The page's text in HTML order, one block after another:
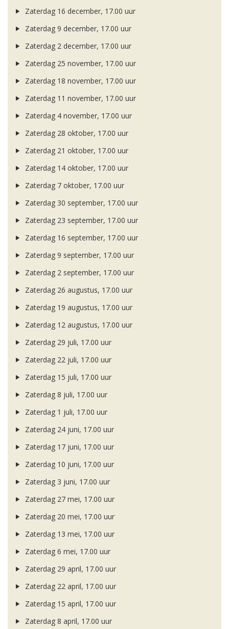
Zaterdag 16 december, 17.00 uur
Zaterdag 9 december, 17.00 uur
Zaterdag 2 december, 17.00 uur
Zaterdag 25 november, 17.00 uur
Zaterdag 18 november, 17.00 uur
Zaterdag 11 november, 17.00 uur
Zaterdag 4 november, 17.00 uur
Zaterdag 28 oktober, 17.00 uur
Zaterdag 21 oktober, 17.00 uur
Zaterdag 14 oktober, 17.00 uur
Zaterdag 7 oktober, 17.00 uur
Zaterdag 30 september, 17.00 uur
Zaterdag 23 september, 17.00 uur
Zaterdag 16 september, 17.00 uur
Zaterdag 9 september, 17.00 uur
Zaterdag 2 september, 17.00 uur
Zaterdag 26 augustus, 17.00 uur
Zaterdag 19 augustus, 17.00 uur
Zaterdag 12 augustus, 17.00 uur
Zaterdag 29 juli, 17.00 uur
Zaterdag 22 juli, 17.00 uur
Zaterdag 15 juli, 17.00 uur
Zaterdag 8 juli, 17.00 uur
Zaterdag 1 juli, 17.00 uur
Zaterdag 24 juni, 17.00 uur
Zaterdag 17 juni, 17.00 uur
Zaterdag 10 juni, 17.00 uur
Zaterdag 3 juni, 17.00 uur
Zaterdag 27 mei, 17.00 uur
Zaterdag 20 mei, 17.00 uur
Zaterdag 13 mei, 17.00 uur
Zaterdag 6 mei, 17.00 uur
Zaterdag 29 april, 17.00 uur
Zaterdag 22 april, 17.00 uur
Zaterdag 15 april, 17.00 uur
Zaterdag 8 april, 17.00 uur